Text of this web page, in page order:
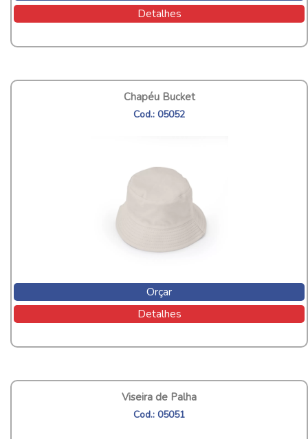
Detalhes
Chapéu Bucket
Cod.: 05052
Orçar
Detalhes
Viseira de Palha
Cod.: 05051